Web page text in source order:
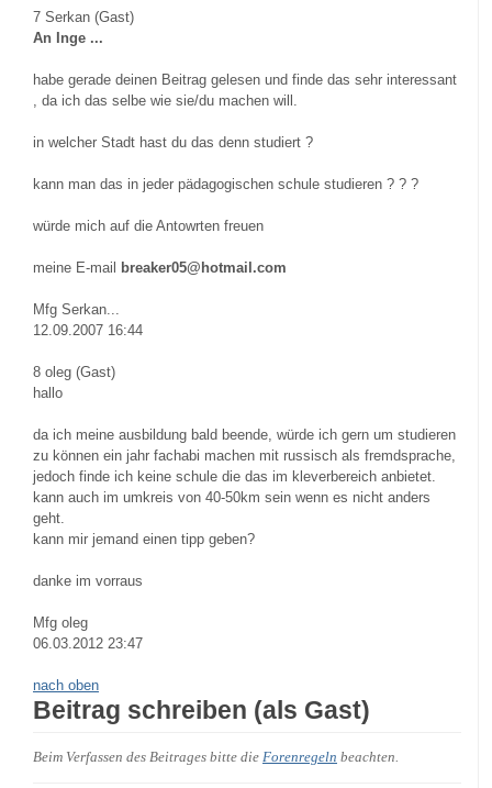
7 Serkan (Gast)
An Inge ...
habe gerade deinen Beitrag gelesen und finde das sehr interessant
, da ich das selbe wie sie/du machen will.
in welcher Stadt hast du das denn studiert ?
kann man das in jeder pädagogischen schule studieren ? ? ?
würde mich auf die Antowrten freuen
meine E-mail breaker05@hotmail.com
Mfg Serkan...
12.09.2007 16:44
8 oleg (Gast)
hallo
da ich meine ausbildung bald beende, würde ich gern um studieren
zu können ein jahr fachabi machen mit russisch als fremdsprache,
jedoch finde ich keine schule die das im kleverbereich anbietet.
kann auch im umkreis von 40-50km sein wenn es nicht anders
geht.
kann mir jemand einen tipp geben?
danke im vorraus
Mfg oleg
06.03.2012 23:47
nach oben
Beitrag schreiben (als Gast)
Beim Verfassen des Beitrages bitte die Forenregeln beachten.